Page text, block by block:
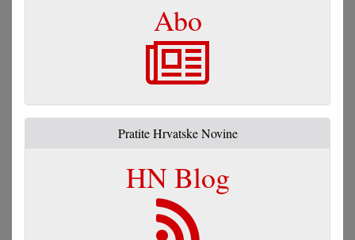
Abo
Pratite Hrvatske Novine
HN Blog